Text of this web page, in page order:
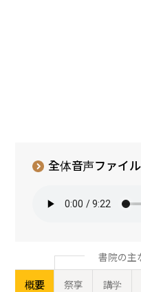
全体音声ファイル
書院の主
概要 祭享 講学